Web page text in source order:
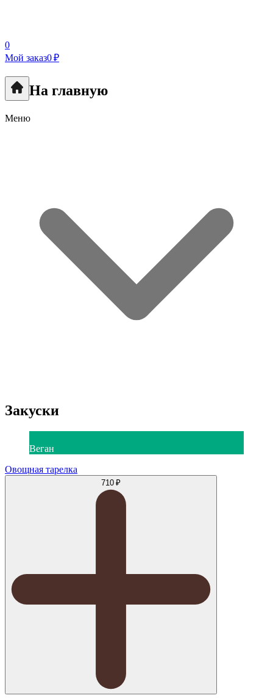
0
Мой заказ0 ₽
На главную
Меню
Закуски
Веган
Овощная тарелка
710 ₽